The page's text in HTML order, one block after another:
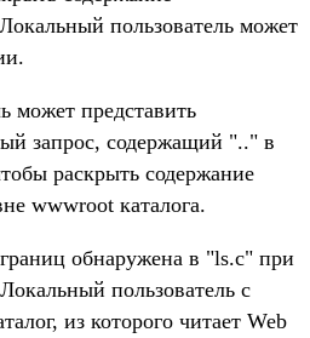
пользователь может
может представить
запрос, содержащий ".." в
раскрыть содержание
wwwroot каталога.
обнаружена в "ls.c" при
пользователь с
из которого читает Web